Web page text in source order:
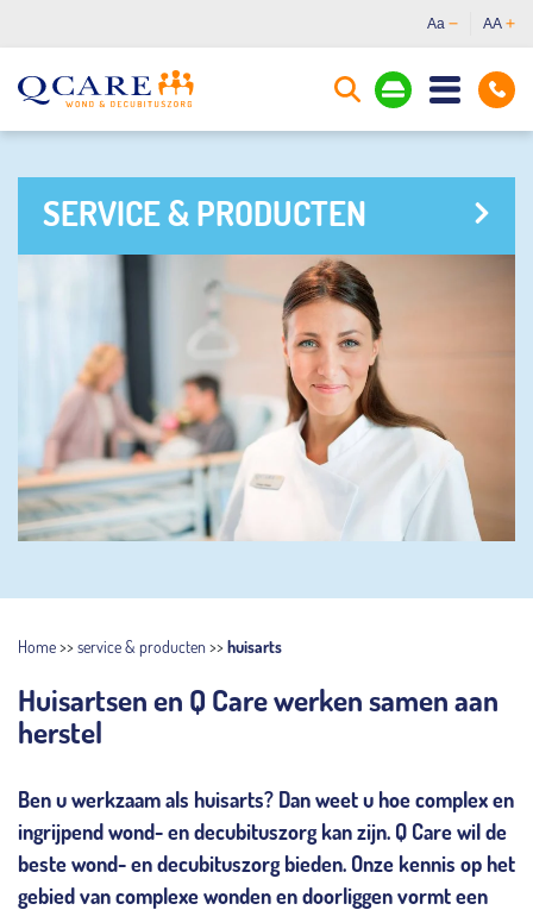
Aa AA
SERVICE & PRODUCTEN
Home>> service & producten>> huisarts
Huisartsen en Q Care werken samen aan
herstel
Ben u werkzaam als huisarts? Dan weet u hoe complex en
ingrijpend wond- en decubituszorg kan zijn. Q Care wil de
beste wond- en decubituszorg bieden. Onze kennis op het
gebied van complexe wonden en doorliggen vormt een